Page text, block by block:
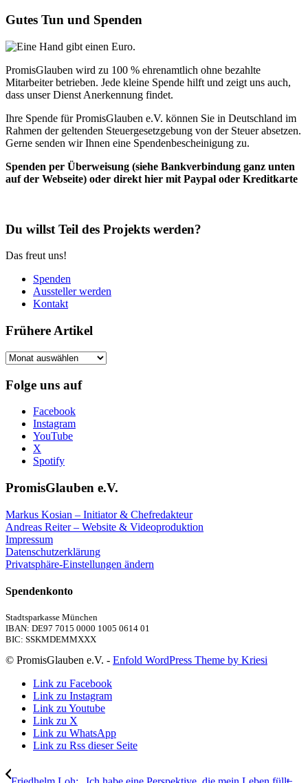
Gutes Tun und Spenden
PromisGlauben wird zu 100 % ehrenamtlich ohne bezahlte
Mitarbeiter betrieben. Jede kleine Spende hilft und zeigt uns auch,
dass unser Dienst Anerkennung findet.
Ihre Spende für PromisGlauben e.V. können Sie in Deutschland im
Rahmen der geltenden Steuergesetzgebung von der Steuer absetzen.
Gerne senden wir Ihnen eine Spendenbescheinigung zu.
Spenden per Überweisung (siehe Bankverbindung ganz unten
auf der Webseite) oder direkt hier mit Paypal oder Kreditkarte
Du willst Teil des Projekts werden?
Das freut uns!
Spenden
Aussteller werden
Kontakt
Frühere Artikel
Frühere
Folge uns auf
Facebook
Instagram
YouTube
X
Spotify
PromisGlauben e.V.
Markus Kosian – Initiator & Chefredakteur
Andreas Reiter – Website & Videoproduktion
Impressum
Datenschutzerklärung
Privatsphäre-Einstellungen ändern
Spendenkonto
Stadtsparkasse München
IBAN: DE97 7015 0000 1005 0614 01
BIC: SSKMDEMMXXX
© PromisGlauben e.V. - Enfold WordPress Theme by Kriesi
Link zu Facebook
Link zu Instagram
Link zu Youtube
Link zu X
Link zu WhatsApp
Link zu Rss dieser Seite